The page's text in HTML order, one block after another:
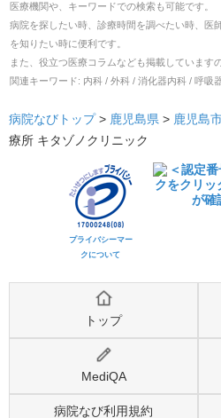
医療機関や、キーワードでの検索も可能です。
病院を探したい時、診療時間を調べたい時、医
を知りたい時に便利です。
また、役立つ医療コラムなども掲載しています
関連キーワード: 内科 / 外科 / 消化器内科 / 呼吸
病院なびトップ > 鹿児島県 > 鹿児島
療所 キタゾノクリニック
プライバシーマー
クについて
トップ
MediQA
病院なび利用規約